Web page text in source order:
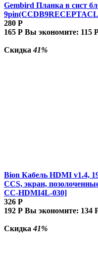
Gembird Планка в сист
280 Р
165 Р Вы экономите: 115
Скидка41%
Bion Кабель HDMI v1.4,
CCS, экран,
CC-HDMI4L-030]
326 Р
192 Р Вы экономите: 134
Скидка41%